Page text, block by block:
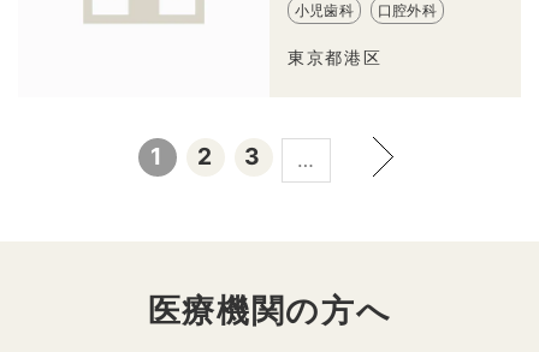
小児歯科 口腔外科
東京都港区
1 2 3 …
医療機関の方へ